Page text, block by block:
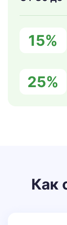
15%
25%
Как